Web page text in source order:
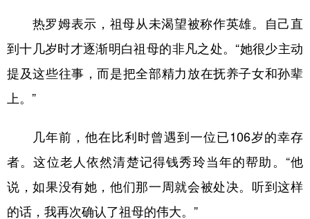
热罗姆表示，祖母从未渴望被称作英雄。自己直
到十几岁时才逐渐明白祖母的非凡之处。“她很少主动
提及这些往事，而是把全部精力放在抚养子女和孙辈
上。”
几年前，他在比利时曾遇到一位已106岁的幸存
者。这位老人依然清楚记得钱秀玲当年的帮助。“他
说，如果没有她，他们那一周就会被处决。听到这样
的话，我再次确认了祖母的伟大。”